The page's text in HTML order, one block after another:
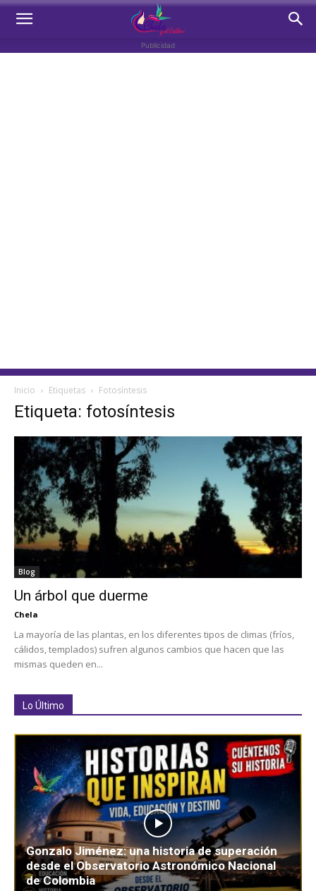
Publicidad
Inicio Etiquetas Fotosíntesis
Etiqueta: fotosíntesis
Blog
Un árbol que duerme
Chela
La mayoría de las plantas, en los diferentes tipos de climas (fríos,
cálidos, templados) sufren algunos cambios que hacen que las
mismas queden en...
Lo Último
Gonzalo Jiménez: una historia de superación
desde el Observatorio Astronómico Nacional
de Colombia